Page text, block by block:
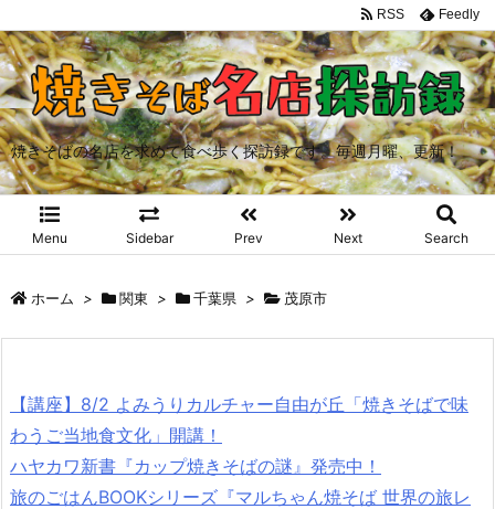
焼きそばの名店を求めて食べ歩く探訪録です。毎週月曜、更新！
Menu Sidebar Prev Next Search
RSS Feedly
ホーム > 関東 > 千葉県 > 茂原市
【講座】8/2 よみうりカルチャー自由が丘「焼きそばで味
わうご当地食文化」開講！
ハヤカワ新書『カップ焼きそばの謎』発売中！
旅のごはんBOOKシリーズ『マルちゃん焼そば 世界の旅レ